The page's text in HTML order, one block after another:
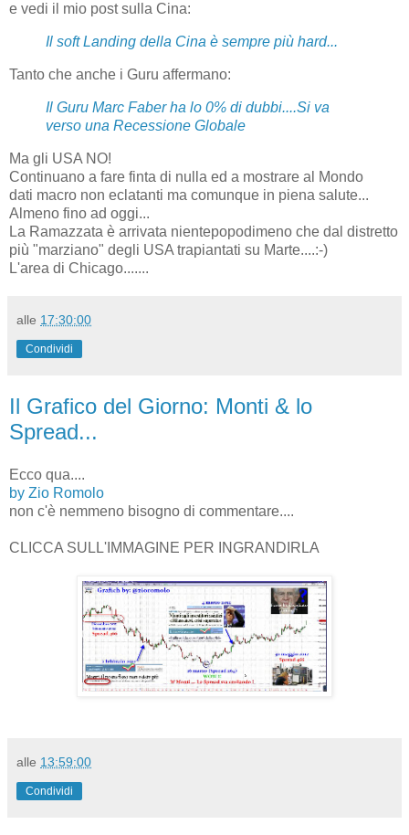
e vedi il mio post sulla Cina:
Il soft Landing della Cina è sempre più hard...
Tanto che anche i Guru affermano:
Il Guru Marc Faber ha lo 0% di dubbi....Si va
verso una Recessione Globale
Ma gli USA NO!
Continuano a fare finta di nulla ed a mostrare al Mondo
dati macro non eclatanti ma comunque in piena salute...
Almeno fino ad oggi...
La Ramazzata è arrivata nientepopodimeno che dal distretto
più "marziano" degli USA trapiantati su Marte....:-)
L'area di Chicago.......
alle 17:30:00
Condividi
Il Grafico del Giorno: Monti & lo
Spread...
Ecco qua....
by Zio Romolo
non c'è nemmeno bisogno di commentare....
CLICCA SULL'IMMAGINE PER INGRANDIRLA
alle 13:59:00
Condividi